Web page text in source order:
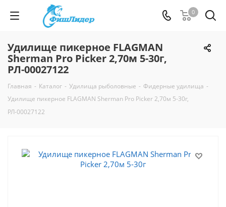
0
Удилище пикерное FLAGMAN
Sherman Pro Picker 2,70м 5-30г,
РЛ-00027122
Главная - Каталог - Удилища рыболовные - Фидерные удилища -
Удилище пикерное FLAGMAN Sherman Pro Picker 2,70м 5-30г,
РЛ-00027122